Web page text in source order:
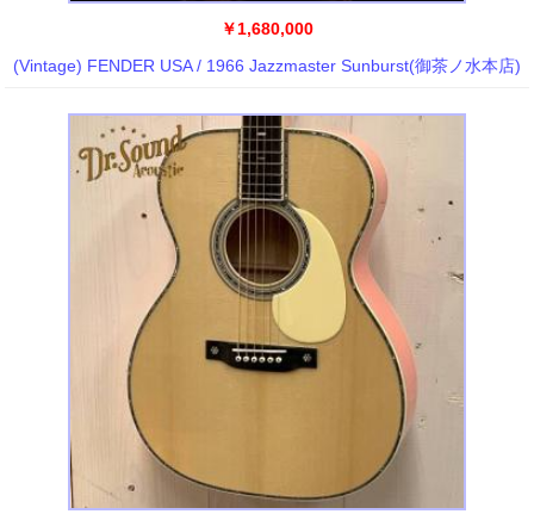
￥1,680,000
(Vintage) FENDER USA / 1966 Jazzmaster Sunburst(御茶ノ水本店)